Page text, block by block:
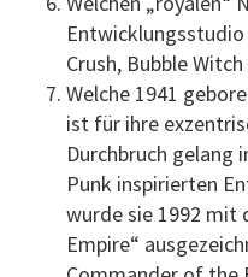
Crush, Bubble
Welche 1941
ist für ihre
Durchbruch gelang
Punk inspirierten
wurde sie 1992 mit
Empire“